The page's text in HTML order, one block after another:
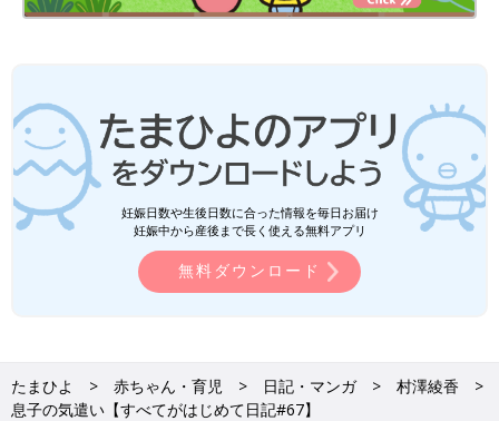
妊娠日数や生後日数に合った情報を毎日お届け
妊娠中から産後まで長く使える無料アプリ
無料ダウンロード
たまひよ 赤ちゃん・育児 日記・マンガ
村澤綾香
息子の気遣い【すべてがはじめて日記#67】